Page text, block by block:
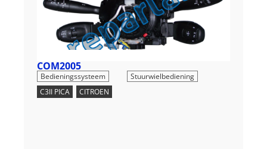
COM2005
Bedieningssysteem
Stuurwielbediening
C3II PICA
CITROEN